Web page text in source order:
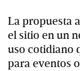
La propuesta
el sitio en un
uso cotidiano
para eventos